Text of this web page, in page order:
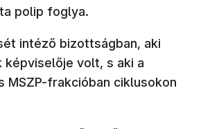
polip foglya.
intéző bizottságban, aki
képviselője volt, s aki a
frakcióban ciklusokon